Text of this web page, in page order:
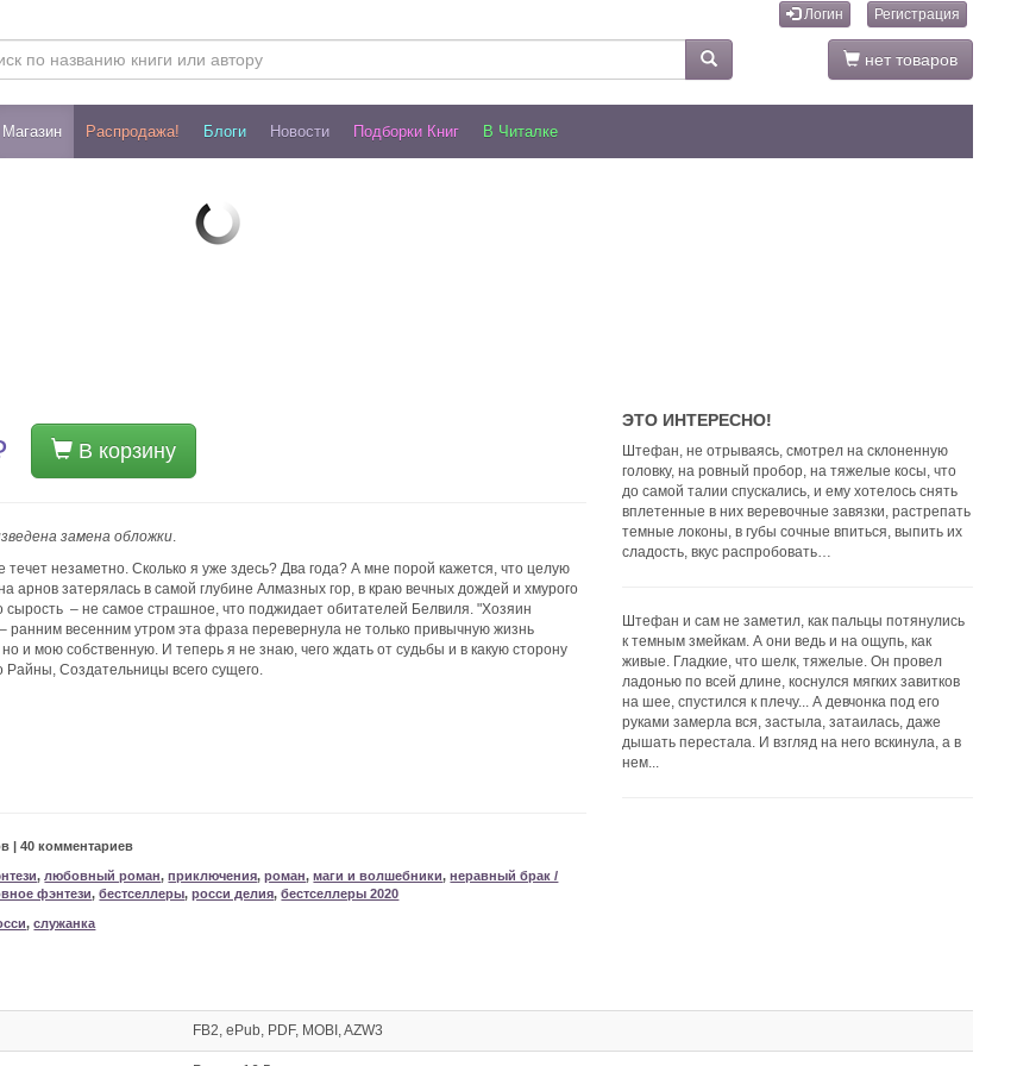
Логин Регистрация
нет товаров
Магазин Распродажа! Блоги Новости Подборки Книг В Читалке
В корзину
замена обложки.
течет незаметно. Сколько я уже здесь? Два года? А мне порой кажется, что целую
арнов затерялась в самой глубине Алмазных гор, в краю вечных дождей и хмурого
сырость – не самое страшное, что поджидает обитателей Белвиля. "Хозяин
ранним весенним утром эта фраза перевернула не только привычную жизнь
и мою собственную. И теперь я не знаю, чего ждать от судьбы и в какую сторону
Райны, Создательницы всего сущего.
| 40 комментариев
, любовный роман,приключения,роман,маги и волшебники,неравный брак /
фэнтези,бестселлеры,росси делия,бестселлеры 2020
,служанка
ЭТО ИНТЕРЕСНО!
Штефан, не отрываясь, смотрел на склоненную
головку, на ровный пробор, на тяжелые косы, что
до самой талии спускались, и ему хотелось снять
вплетенные в них веревочные завязки, растрепать
темные локоны, в губы сочные впиться, выпить их
сладость, вкус распробовать…
Штефан и сам не заметил, как пальцы потянулись
к темным змейкам. А они ведь и на ощупь, как
живые. Гладкие, что шелк, тяжелые. Он провел
ладонью по всей длине, коснулся мягких завитков
на шее, спустился к плечу... А девчонка под его
руками замерла вся, застыла, затаилась, даже
дышать перестала. И взгляд на него вскинула, а в
нем...
FB2, ePub, PDF, MOBI, AZW3